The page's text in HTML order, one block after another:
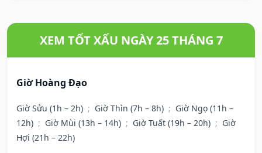
XEM TỐT XẤU NGÀY 25 THÁNG 7
Giờ Hoàng Đạo
Giờ Sửu (1h – 2h) ; Giờ Thìn (7h – 8h) ; Giờ Ngọ (11h –
12h) ; Giờ Mùi (13h – 14h) ; Giờ Tuất (19h – 20h) ; Giờ
Hợi (21h – 22h)